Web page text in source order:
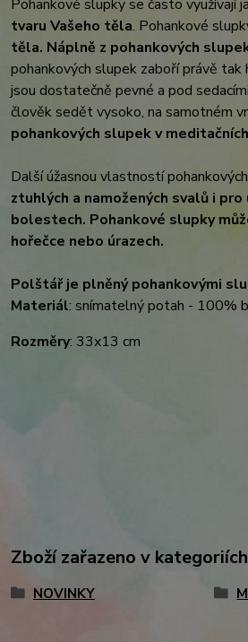
Pohankové slupky se často využívají
tvaru Vašeho těla. Pohankové
těla. Náplně z pohankových
pohankových slupek zaboří právě
jsou dostatečně pevné a pod
člověk sedět vysoko, na samotném
pohankových slupek v
Další úžasnou vlastností
ztuhlých a namožených svalů i
bolestech. Pohankové slupky
hořečce nebo úrazech.
Polštář je plněný pohankovými
Materiál: snímatelný potah - 100%
Rozměry: 33x13 cm
Zboží zařazeno v kategoriích
NOVINKY